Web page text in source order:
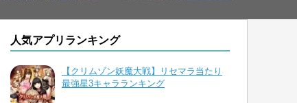
人気アプリランキング
【クリムゾン妖魔大戦】リセマラ当たり
最強星3キャラランキング